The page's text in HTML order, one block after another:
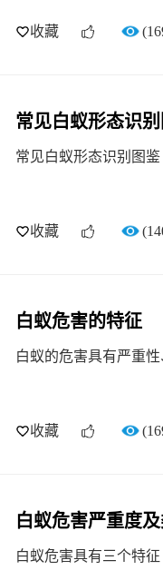
收藏
常见白蚁形态识
常见白蚁形态识别图鉴
收藏
白蚁危害的特征
白蚁的危害具有严重
收藏
白蚁危害严重度
白蚁危害具有三个特征